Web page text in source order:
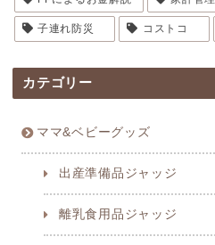
子連れ防災 コストコ
カテゴリー
ママ&ベビーグッズ
出産準備品ジャッジ
離乳食用品ジャッジ